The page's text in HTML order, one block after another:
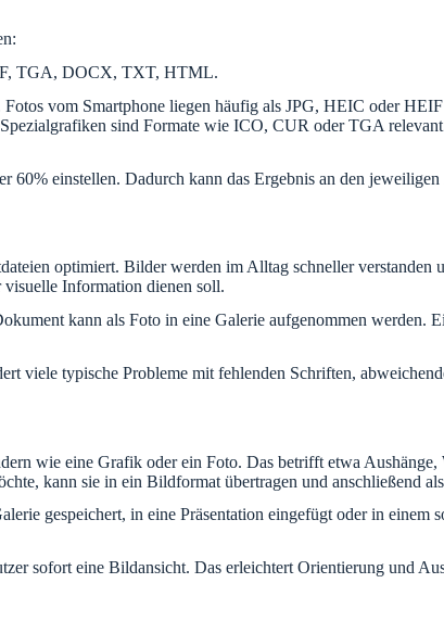
TGA, DOCX, TXT, HTML.
vom Smartphone liegen häufig als JPG, HEIC oder
sind Formate wie ICO, CUR oder TGA
einstellen. Dadurch kann das Ergebnis an den
optimiert. Bilder werden im Alltag schneller verstanden
Information dienen soll.
kann als Foto in eine Galerie aufgenommen werden.
viele typische Probleme mit fehlenden Schriften,
wie eine Grafik oder ein Foto. Das betrifft etwa Aushänge,
kann sie in ein Bildformat übertragen und anschließend
gespeichert, in eine Präsentation eingefügt oder in
sofort eine Bildansicht. Das erleichtert Orientierung und